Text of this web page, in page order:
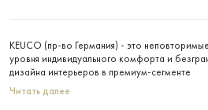
KEUCO (пр-во Германия) - это
уровня индивидуального комфорта и
дизайна интерьеров в премиум-сегменте
Читать далее